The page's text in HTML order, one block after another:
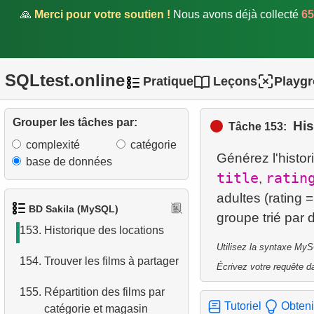
🙏 Merci pour votre soutien ! Nous avons déjà collecté
SQLtest.online Pratique Leçons
Grouper les tâches par:
complexité
catégorie
base de données
BD Sakila (MySQL)
148. Problème Gap & Islands
communs
150.Films dans plusieurs
catégories
lettres doubles
152.Analyse du coût de location
153. Historique des locations
154. Trouver les films à partager
155. Répartition des films par
catégorie et magasin
Tâche 153:
Générez
title,
adultes (rating
Utilisez la syntaxe
Écrivez votre requête
Tutoriel